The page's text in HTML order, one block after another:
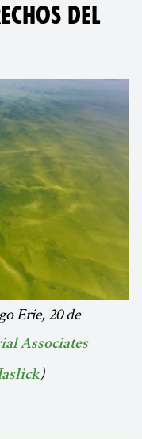
DEL
Erie, 20 de
Associates
)